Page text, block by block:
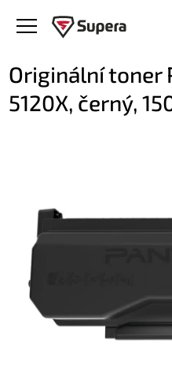
Originální toner
5120X, černý,